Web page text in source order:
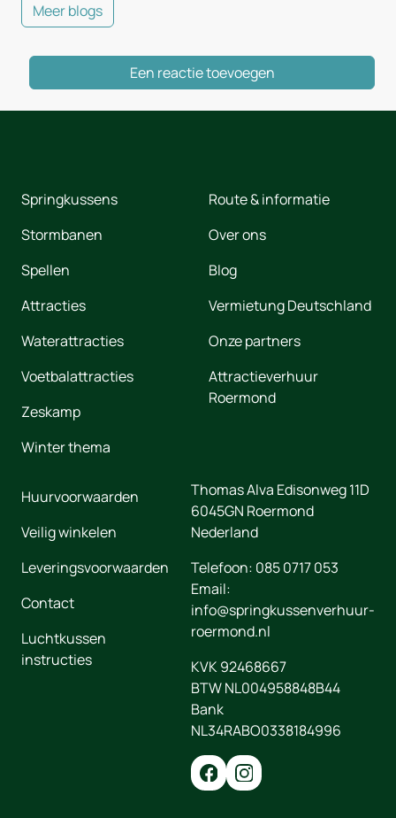
Meer blogs
Een reactie toevoegen
Springkussens
Stormbanen
Spellen
Attracties
Waterattracties
Voetbalattracties
Zeskamp
Winter thema
Route & informatie
Over ons
Blog
Vermietung Deutschland
Onze partners
Attractieverhuur
Roermond
Huurvoorwaarden
Veilig winkelen
Leveringsvoorwaarden
Contact
Luchtkussen
instructies
Thomas Alva Edisonweg 11D
6045GN Roermond
Nederland
Telefoon: 085 0717 053
Email:
info@springkussenverhuur-
roermond.nl
KVK 92468667
BTW NL004958848B44
Bank
NL34RABO0338184996